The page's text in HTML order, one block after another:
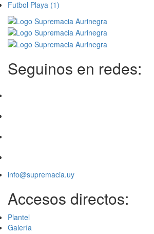
Futbol Playa (1)
Seguinos en redes:
info@supremacia.uy
Accesos directos:
Plantel
Galería